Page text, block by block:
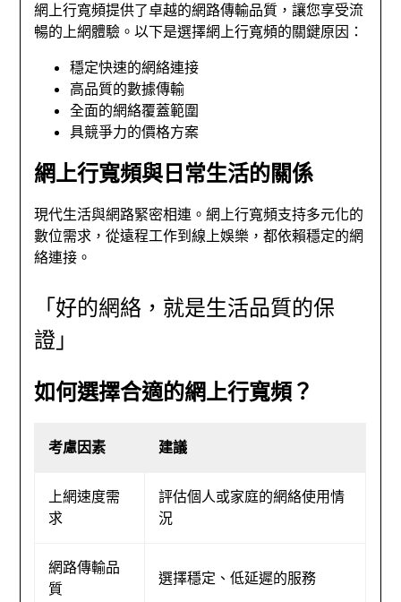
網上行寬頻提供了卓越的網路傳輸品質，讓您享受流
暢的上網體驗。以下是選擇網上行寬頻的關鍵原因：
穩定快速的網絡連接
高品質的數據傳輸
全面的網絡覆蓋範圍
具競爭力的價格方案
網上行寬頻與日常生活的關係
現代生活與網路緊密相連。網上行寬頻支持多元化的
數位需求，從遠程工作到線上娛樂，都依賴穩定的網
絡連接。
「好的網絡，就是生活品質的保
證」
如何選擇合適的網上行寬頻？
考慮因素 建議
上網速度需
求
評估個人或家庭的網絡使用情
況
網路傳輸品
質
選擇穩定、低延遲的服務